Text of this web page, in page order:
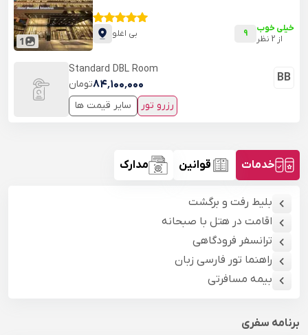
1
بی اغلو 9
خیلی خوب
از 2 نظر
BB
Standard DBL Room
۸۴٬۱۰۰٬۰۰۰تومان
سایر قیمت ها
رزرو تور
خدمات قوانین مدارک
بلیط رفت و برگشت
اقامت در هتل با صبحانه
ترانسفر فرودگاهی
راهنما تور فارسی زبان
بیمه مسافرتی
برنامه سفری